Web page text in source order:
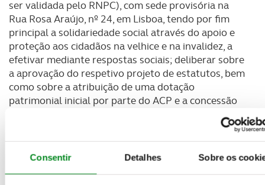
Consentir Detalhes Sobre os
ser validada pelo RNPC), com sede provisória na
Rua Rosa Araújo, nº 24, em Lisboa, tendo por fim
principal a solidariedade social através do apoio e
proteção aos cidadãos na velhice e na invalidez, a
efetivar mediante respostas sociais; deliberar sobre
a aprovação do respetivo projeto de estatutos, bem
como sobre a atribuição de uma dotação
patrimonial inicial por parte do ACP e a concessão
de poderes expressos ao Presidente da Diração do
conjuntamente com outro membro da Direção, para
outorgar o respetivo ato de constituição e praticar